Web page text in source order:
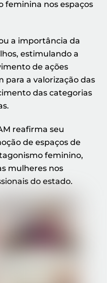
feminina nos espaços
a importância da
estimulando a
de ações
a valorização das
das categorias
reafirma seu
de espaços de
feminino,
mulheres nos
do estado.